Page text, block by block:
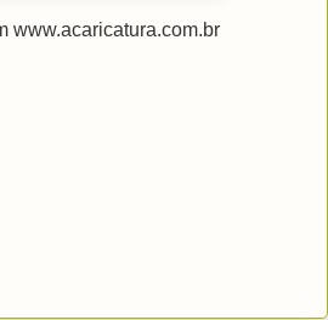
www.acaricatura.com.br